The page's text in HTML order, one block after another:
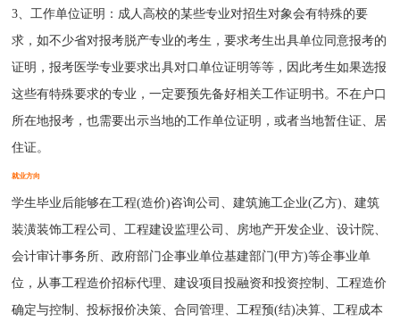
3、工作单位证明：成人高校的某些专业对招生对象会有特殊的要
求，如不少省对报考脱产专业的考生，要求考生出具单位同意报考的
证明，报考医学专业要求出具对口单位证明等等，因此考生如果选报
这些有特殊要求的专业，一定要预先备好相关工作证明书。不在户口
所在地报考，也需要出示当地的工作单位证明，或者当地暂住证、居
住证。
就业方向
学生毕业后能够在工程(造价)咨询公司、建筑施工企业(乙方)、建筑
装潢装饰工程公司、工程建设监理公司、房地产开发企业、设计院、
会计审计事务所、政府部门企事业单位基建部门(甲方)等企事业单
位，从事工程造价招标代理、建设项目投融资和投资控制、工程造价
确定与控制、投标报价决策、合同管理、工程预(结)决算、工程成本